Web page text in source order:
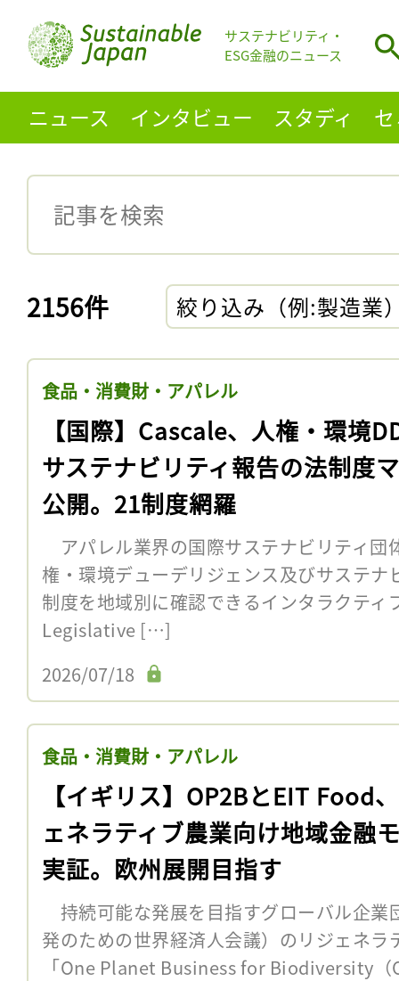
サステナビリティ・
ESG金融のニュース
ニュース インタビュー スタディ
2156件 絞り込み（例:製造業
食品・消費財・アパレル
【国際】Cascale、人権・環境
サステナビリティ報告の法制度
公開。21制度網羅
アパレル業界の国際サステナビリティ団
権・環境デューデリジェンス及びサステナ
制度を地域別に確認できるインタラクテ
Legislative […]
2026/07/18
食品・消費財・アパレル
【イギリス】OP2BとEIT Food
ェネラティブ農業向け地域金融
実証。欧州展開目指す
持続可能な発展を目指すグローバル企業
発のための世界経済人会議）のリジェネラ
「One Planet Business for Biodiversity